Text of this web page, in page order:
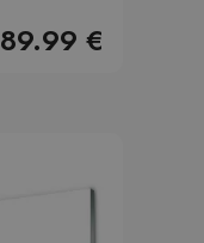
89.99 €